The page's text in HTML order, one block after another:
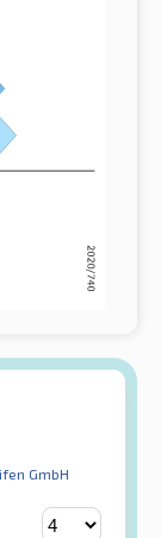
GmbH